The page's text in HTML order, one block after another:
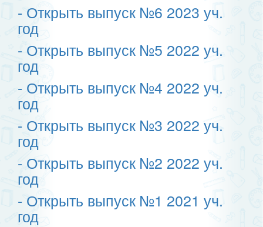
- Открыть выпуск №6 2023 уч.
год
- Открыть выпуск №5 2022 уч.
год
- Открыть выпуск №4 2022 уч.
год
- Открыть выпуск №3 2022 уч.
год
- Открыть выпуск №2 2022 уч.
год
- Открыть выпуск №1 2021 уч.
год